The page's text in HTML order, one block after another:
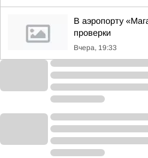
В аэропорту
проверки
Вчера, 19:33